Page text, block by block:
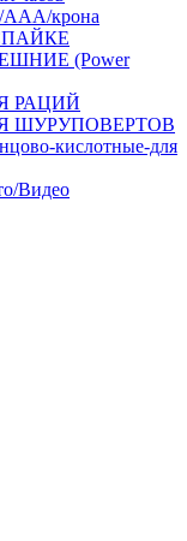
крона
(Power
РАЦИЙ
ШУРУПОВЕРТОВ
кислотные-для
Видео